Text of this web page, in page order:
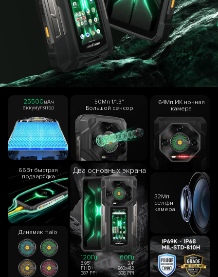
25500мАч
аккумулятор
66Вт быстрая
подзарядка
50Мп 1/1.3"
Большой сенсор
64Мп ИК ночная
камера
Динамик Halo
Два основных экрана
120Гц
6.95"
FHD+
387 PPI
60Гц
3.4"
960x412
308 PPI
32Мп
селфи
камера